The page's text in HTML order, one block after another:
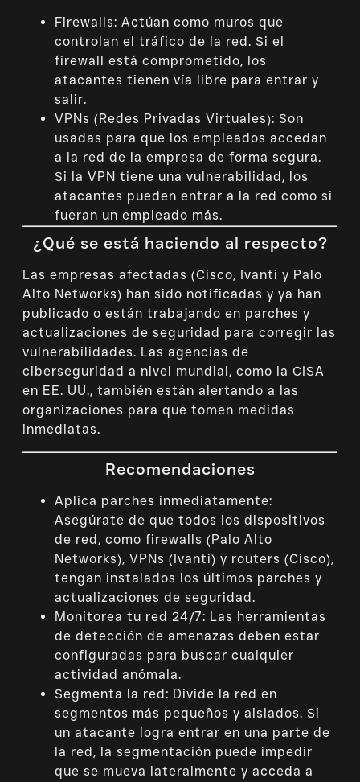
Firewalls: Actúan como muros que
controlan el tráfico de la red. Si el
firewall está comprometido, los
atacantes tienen vía libre para entrar y
salir.
VPNs (Redes Privadas Virtuales): Son
usadas para que los empleados accedan
a la red de la empresa de forma segura.
Si la VPN tiene una vulnerabilidad, los
atacantes pueden entrar a la red como si
fueran un empleado más.
¿Qué se está haciendo al respecto?
Las empresas afectadas (Cisco, Ivanti y Palo
Alto Networks) han sido notificadas y ya han
publicado o están trabajando en parches y
actualizaciones de seguridad para corregir las
vulnerabilidades. Las agencias de
ciberseguridad a nivel mundial, como la CISA
en EE. UU., también están alertando a las
organizaciones para que tomen medidas
inmediatas.
Recomendaciones
Aplica parches inmediatamente:
Asegúrate de que todos los dispositivos
de red, como firewalls (Palo Alto
Networks), VPNs (Ivanti) y routers (Cisco),
tengan instalados los últimos parches y
actualizaciones de seguridad.
Monitorea tu red 24/7: Las herramientas
de detección de amenazas deben estar
configuradas para buscar cualquier
actividad anómala.
Segmenta la red: Divide la red en
segmentos más pequeños y aislados. Si
un atacante logra entrar en una parte de
la red, la segmentación puede impedir
que se mueva lateralmente y acceda a